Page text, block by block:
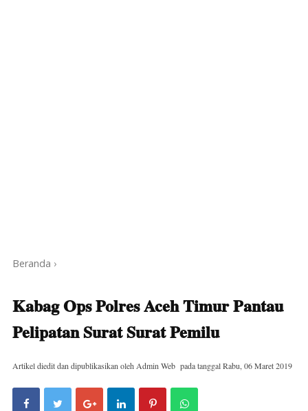
Beranda ›
Kabag Ops Polres Aceh Timur Pantau
Pelipatan Surat Surat Pemilu
Artikel diedit dan dipublikasikan oleh Admin Web pada tanggalRabu, 06 Maret 2019